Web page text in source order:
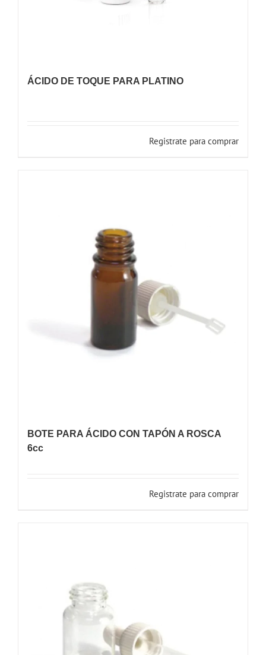
ÁCIDO DE TOQUE PARA PLATINO
Registrate para comprar
BOTE PARA ÁCIDO CON TAPÓN A ROSCA
6cc
Registrate para comprar